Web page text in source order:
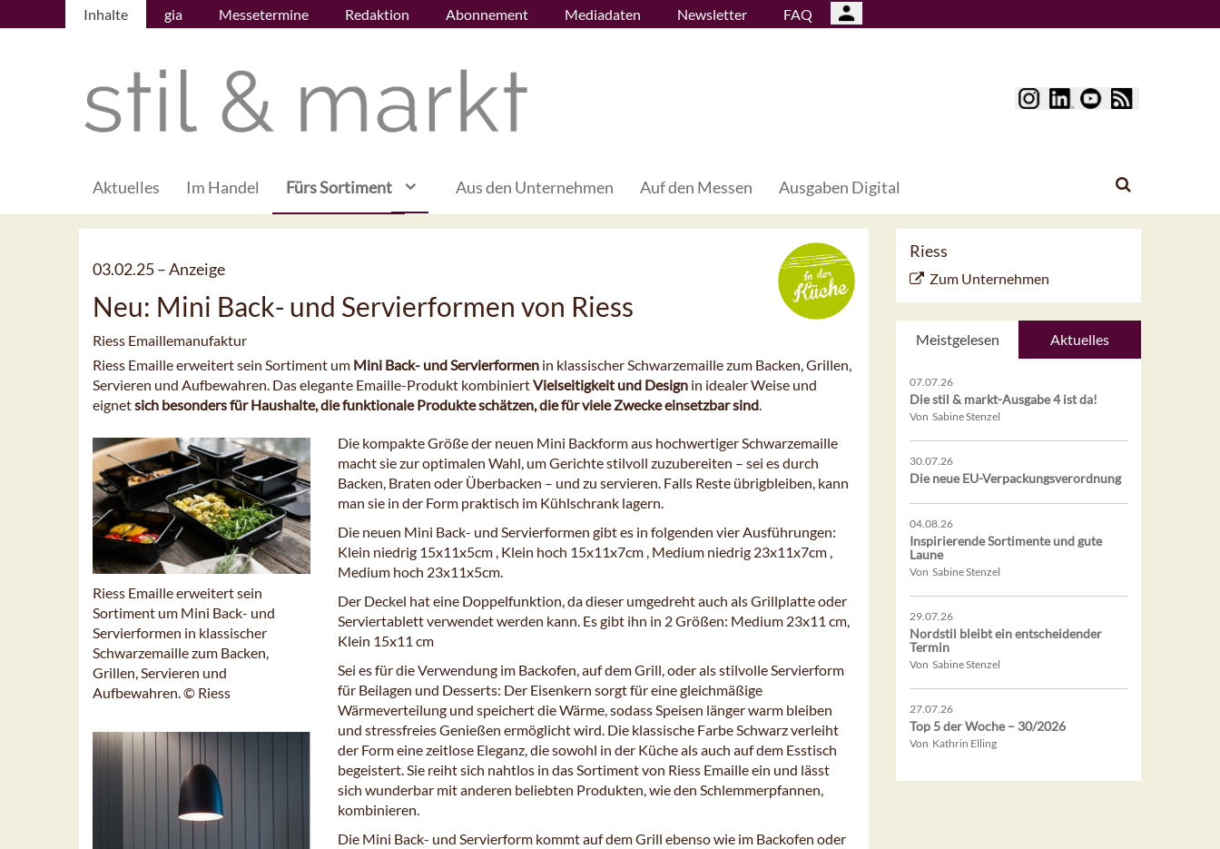
Inhalte gia Messetermine Redaktion Abonnement Mediadaten Newsletter FAQ
Aktuelles Im Handel Fürs Sortiment Aus den Unternehmen Auf den Messen Ausgaben Digital
03.02.25 –Anzeige
Neu: Mini Back- und Servierformen von Riess
Riess Emaillemanufaktur
Riess Emaille erweitert sein Sortiment um Mini Back- und Servierformen in klassischer Schwarzemaille zum Backen, Grillen,
Servieren und Aufbewahren. Das elegante Emaille-Produkt kombiniertVielseitigkeit und Design in idealer Weise und
eignetsich besonders für Haushalte, die funktionale Produkte schätzen, die für viele Zwecke einsetzbar sind.
Riess Emaille erweitert sein
Sortiment um Mini Back- und
Servierformen in klassischer
Schwarzemaille zum Backen,
Grillen, Servieren und
Aufbewahren. © Riess
Die kompakte Größe der neuen Mini Backform aus hochwertiger Schwarzemaille
macht sie zur optimalen Wahl, um Gerichte stilvoll zuzubereiten – sei es durch
Backen, Braten oder Überbacken – und zu servieren. Falls Reste übrigbleiben, kann
man sie in der Form praktisch im Kühlschrank lagern.
Die neuen Mini Back- und Servierformen gibt es in folgenden vier Ausführungen:
Klein niedrig 15x11x5cm , Klein hoch 15x11x7cm , Medium niedrig 23x11x7cm ,
Medium hoch 23x11x5cm.
Der Deckel hat eine Doppelfunktion, da dieser umgedreht auch als Grillplatte oder
Serviertablett verwendet werden kann. Es gibt ihn in 2 Größen: Medium 23x11 cm,
Klein 15x11 cm
Sei es für die Verwendung im Backofen, auf dem Grill, oder als stilvolle Servierform
für Beilagen und Desserts: Der Eisenkern sorgt für eine gleichmäßige
Wärmeverteilung und speichert die Wärme, sodass Speisen länger warm bleiben
und stressfreies Genießen ermöglicht wird. Die klassische Farbe Schwarz verleiht
der Form eine zeitlose Eleganz, die sowohl in der Küche als auch auf dem Esstisch
begeistert. Sie reiht sich nahtlos in das Sortiment von Riess Emaille ein und lässt
sich wunderbar mit anderen beliebten Produkten, wie den Schlemmerpfannen,
kombinieren.
Die Mini Back- und Servierform kommt auf dem Grill ebenso wie im Backofen oder
Riess
Zum Unternehmen
Meistgelesen Aktuelles
07.07.26
Die stil & markt-Ausgabe 4 ist da!
Von Sabine Stenzel
30.07.26
Die neue EU-Verpackungsverordnung
04.08.26
Inspirierende Sortimente und gute
Laune
Von Sabine Stenzel
29.07.26
Nordstil bleibt ein entscheidender
Termin
Von Sabine Stenzel
27.07.26
Top 5 der Woche – 30/2026
Von Kathrin Elling